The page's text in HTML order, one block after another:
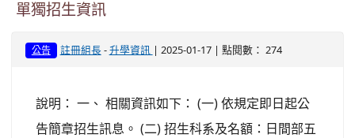
單獨招生資訊
公告 註冊組長- 升學資訊 | 2025-01-17 | 點閱數： 274
說明： 一、 相關資訊如下： (一) 依規定即日起公
告簡章招生訊息。 (二) 招生科系及名額：日間部五